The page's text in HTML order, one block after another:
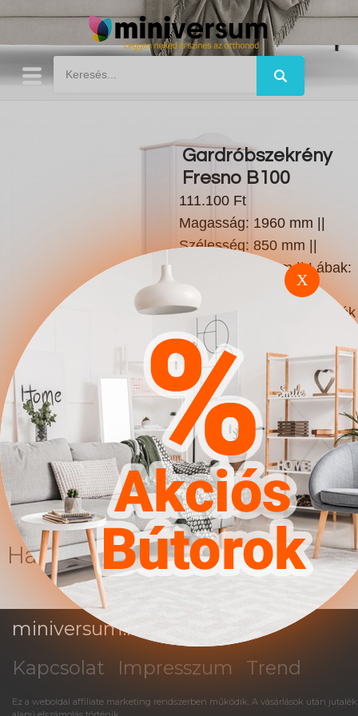
Gardróbszekrény
Fresno B100
111.100 Ft
Magasság: 1960 mm ||
Szélesség: 850 mm ||
Mélység: 520 mm || Lábak:
Laminált forgácslap ||
Polcok száma: 1 db. || Ajtók
száma: 2 db. || Fiókok
száma: 1 db. || Súly: 61 kg
|| Tükör: Nem ||
Szekrényajtók: Pántos ||
Fogantyúk: Műanyag ||
Szín: Fehér || Szín: Világos
rózsaszín || Anyagok:
Laminált forgácslap ||
Kiegészítő anyag: ABS
Hasonló termékek
miniversum.hu
Kapcsolat
Impresszum Trend
Ez a weboldal affiliate marketing rendszerben működik. A vásárlások után jutalék
X